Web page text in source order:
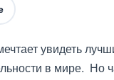
увидеть
в мире. Но